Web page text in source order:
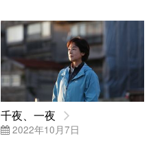
千夜、一夜
2022年10月7日